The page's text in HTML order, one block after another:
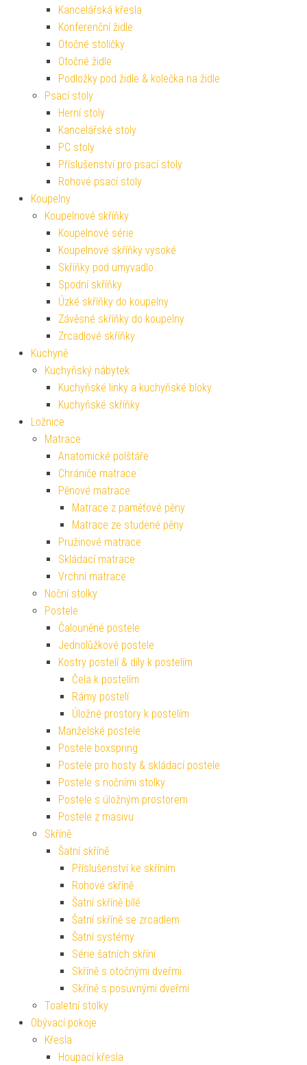
Kancelářská křesla
Konferenční židle
Otočné stoličky
Otočné židle
Podložky pod židle & kolečka na židle
Psací stoly
Herní stoly
Kancelářské stoly
PC stoly
Příslušenství pro psací stoly
Rohové psací stoly
Koupelny
Koupelnové skříňky
Koupelnové série
Koupelnové skříňky vysoké
Skříňky pod umyvadlo
Spodní skříňky
Úzké skříňky do koupelny
Závěsné skříňky do koupelny
Zrcadlové skříňky
Kuchyně
Kuchyňský nábytek
Kuchyňské linky a kuchyňské bloky
Kuchyňské skříňky
Ložnice
Matrace
Anatomické polštáře
Chrániče matrace
Pěnové matrace
Matrace z paměťové pěny
Matrace ze studené pěny
Pružinové matrace
Skládací matrace
Vrchní matrace
Noční stolky
Postele
Čalouněné postele
Jednolůžkové postele
Kostry postelí & díly k postelím
Čela k postelím
Rámy postelí
Úložné prostory k postelím
Manželské postele
Postele boxspring
Postele pro hosty & skládací postele
Postele s nočními stolky
Postele s úložným prostorem
Postele z masivu
Skříně
Šatní skříně
Příslušenství ke skříním
Rohové skříně
Šatní skříně bílé
Šatní skříně se zrcadlem
Šatní systémy
Série šatních skříní
Skříně s otočnými dveřmi
Skříně s posuvnými dveřmi
Toaletní stolky
Obývací pokoje
Křesla
Houpací křesla